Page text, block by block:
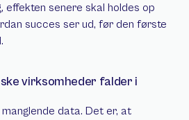
effekten senere skal holdes op
succes ser ud, før den første
virksomheder falder i
data. Det er, at